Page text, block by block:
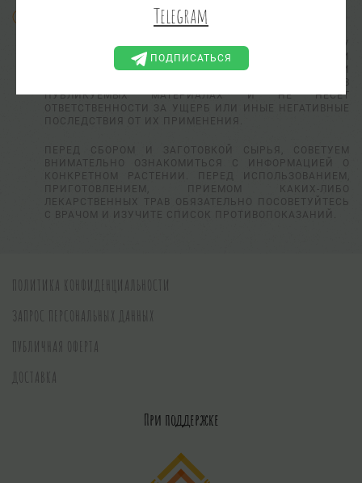
Информация предоставлена в ознакомительных целях.
АДМИНИСТРАЦИЯ САЙТА НЕ ВЫПОЛНЯЕТ ПРОВЕРКУ
ПРАКТИЧЕСКОЙ ПРИМЕНИМОСТИ И
РАБОТОСПОСОБНОСТИ СОВЕТОВ, РЕЦЕПТОВ И
ПРАКТИЧЕСКИХ РЕКОМЕНДАЦИЙ, ИЗЛОЖЕННЫХ В
ПУБЛИКУЕМЫХ МАТЕРИАЛАХ И НЕ НЕСЕТ
ОТВЕТСТВЕННОСТИ ЗА УЩЕРБ ИЛИ ИНЫЕ НЕГАТИВНЫЕ
ПОСЛЕДСТВИЯ ОТ ИХ ПРИМЕНЕНИЯ.
ПЕРЕД СБОРОМ И ЗАГОТОВКОЙ СЫРЬЯ, СОВЕТУЕМ
ВНИМАТЕЛЬНО ОЗНАКОМИТЬСЯ С ИНФОРМАЦИЕЙ О
КОНКРЕТНОМ РАСТЕНИИ. ПЕРЕД ИСПОЛЬЗОВАНИЕМ,
ПРИГОТОВЛЕНИЕМ, ПРИЕМОМ КАКИХ-ЛИБО
ЛЕКАРСТВЕННЫХ ТРАВ ОБЯЗАТЕЛЬНО ПОСОВЕТУЙТЕСЬ
С ВРАЧОМ И ИЗУЧИТЕ СПИСОК ПРОТИВОПОКАЗАНИЙ.
ПОЛИТИКА КОНФИДЕНЦИАЛЬНОСТИ
ЗАПРОС ПЕРСОНАЛЬНЫХ ДАННЫХ
ПУБЛИЧНАЯ ОФЕРТА
ДОСТАВКА
При поддержке
Telegram
ПОДПИСАТЬСЯ